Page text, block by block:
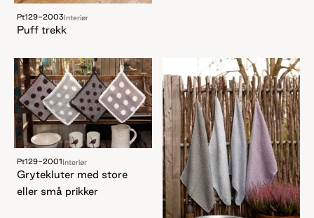
Pt129-2003Interiør
Puff trekk
Pt129-2001 Interiør
Grytekluter med store
eller små prikker